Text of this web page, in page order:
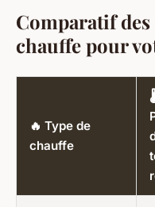
Comparatif
chauffe pour
🔥 Type de
chauffe